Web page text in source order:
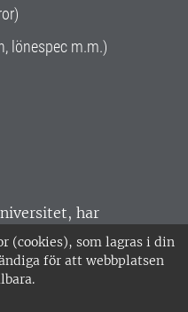
(cookies), som lagras i din
för att webbplatsen
lönespec m.m.)
har
Huvudorter är
SLU är
•
2817 •